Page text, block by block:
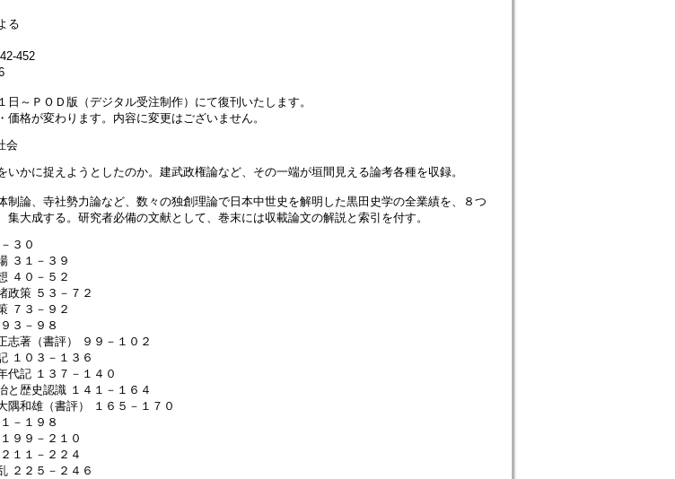
る
452
日～ＰＯＤ版（デジタル受注制作）にて復刊いたします。
価格が変わります。内容に変更はございません。
会
いかに捉えようとしたのか。建武政権論など、その一端が垣間見える論考各種を収録。
制論、寺社勢力論など、数々の独創理論で日本中世史を解明した黒田史学の全業績を、８つ
集大成する。研究者必備の文献として、巻末には収載論文の解説と索引を付す。
３０
３１－３９
４０－５２
政策 ５３－７２
７３－９２
３－９８
志著（書評） ９９－１０２
１０３－１３６
代記 １３７－１４０
と歴史認識 １４１－１６４
隅和雄（書評） １６５－１７０
－１９８
９９－２１０
１１－２２４
２２５－２４６